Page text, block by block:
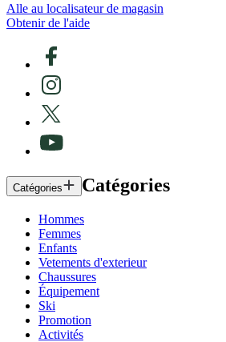
Alle au localisateur de magasin
Obtenir de l'aide
Catégories Catégories
Hommes
Femmes
Enfants
Vetements d'exterieur
Chaussures
Équipement
Ski
Promotion
Activités